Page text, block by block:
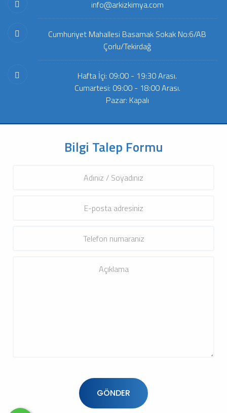
Bilgi Talep Formu
info@arkizkimya.com
Cumhuriyet Mahallesi Basamak Sokak No:6/AB
Çorlu/Tekirdağ
Hafta İçi: 09:00 - 19:30 Arası.
Cumartesi: 09:00 - 18:00 Arası.
Pazar: Kapalı